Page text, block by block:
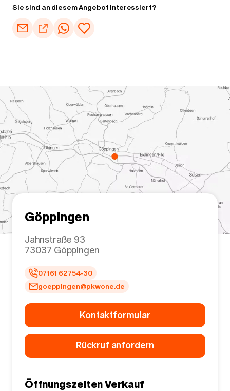
Sie sind an diesem Angebot interessiert?
Göppingen
Jahnstraße 93
73037 Göppingen
07161 62754-30
goeppingen@pkwone.de
Kontaktformular
Rückruf anfordern
Öffnungszeiten Verkauf